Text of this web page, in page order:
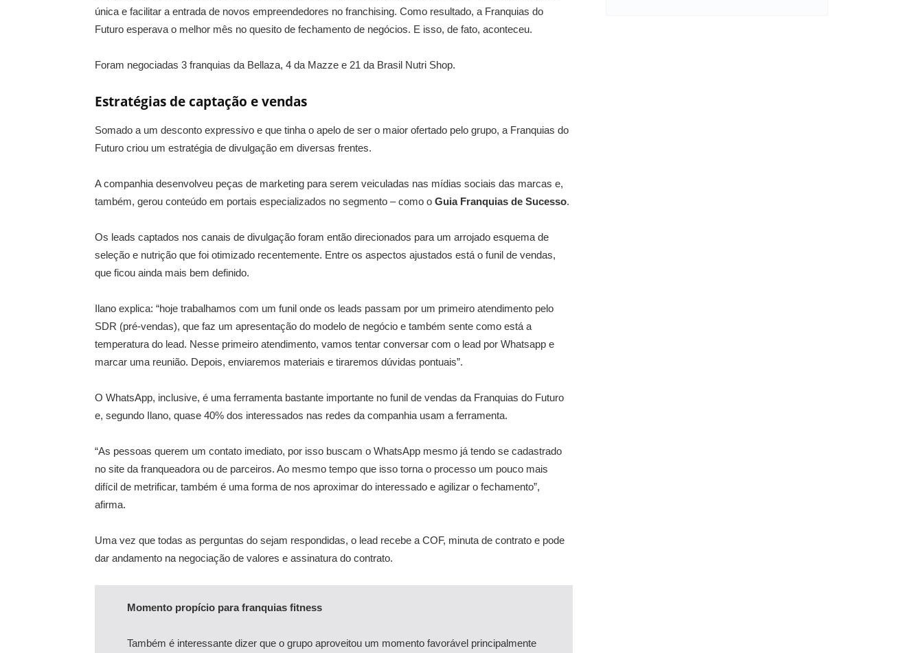
única e facilitar a entrada de novos empreendedores no franchising. Como resultado, a Franquias do
Futuro esperava o melhor mês no quesito de fechamento de negócios. E isso, de fato, aconteceu.
Foram negociadas 3 franquias da Bellaza, 4 da Mazze e 21 da Brasil Nutri Shop.
Estratégias de captação e vendas
Somado a um desconto expressivo e que tinha o apelo de ser o maior ofertado pelo grupo, a Franquias do
Futuro criou um estratégia de divulgação em diversas frentes.
A companhia desenvolveu peças de marketing para serem veiculadas nas mídias sociais das marcas e,
também, gerou conteúdo em portais especializados no segmento – como o Guia Franquias de Sucesso.
Os leads captados nos canais de divulgação foram então direcionados para um arrojado esquema de
seleção e nutrição que foi otimizado recentemente. Entre os aspectos ajustados está o funil de vendas,
que ficou ainda mais bem definido.
Ilano explica: “hoje trabalhamos com um funil onde os leads passam por um primeiro atendimento pelo
SDR (pré-vendas), que faz um apresentação do modelo de negócio e também sente como está a
temperatura do lead. Nesse primeiro atendimento, vamos tentar conversar com o lead por Whatsapp e
marcar uma reunião. Depois, enviaremos materiais e tiraremos dúvidas pontuais”.
O WhatsApp, inclusive, é uma ferramenta bastante importante no funil de vendas da Franquias do Futuro
e, segundo Ilano, quase 40% dos interessados nas redes da companhia usam a ferramenta.
“As pessoas querem um contato imediato, por isso buscam o WhatsApp mesmo já tendo se cadastrado
no site da franqueadora ou de parceiros. Ao mesmo tempo que isso torna o processo um pouco mais
difícil de metrificar, também é uma forma de nos aproximar do interessado e agilizar o fechamento”,
afirma.
Uma vez que todas as perguntas do sejam respondidas, o lead recebe a COF, minuta de contrato e pode
dar andamento na negociação de valores e assinatura do contrato.
Momento propício para franquias fitness
Também é interessante dizer que o grupo aproveitou um momento favorável principalmente